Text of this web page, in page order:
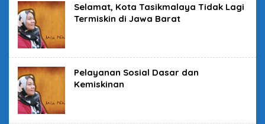
Selamat, Kota Tasikmalaya Tidak Lagi
Termiskin di Jawa Barat
Pelayanan Sosial Dasar dan
Kemiskinan